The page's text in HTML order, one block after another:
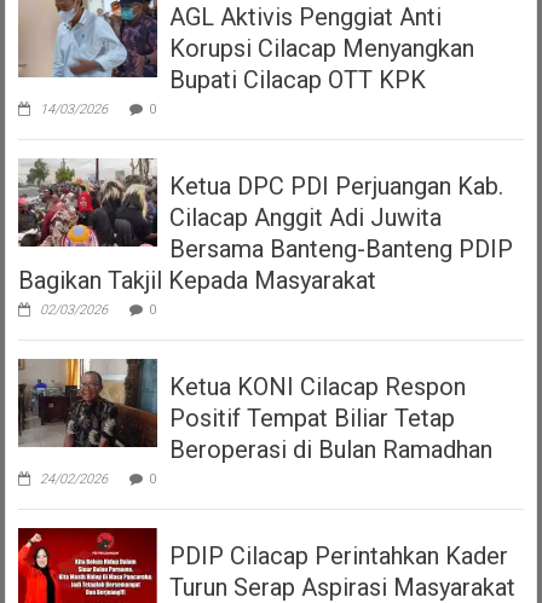
AGL Aktivis Penggiat Anti
Korupsi Cilacap Menyangkan
Bupati Cilacap OTT KPK
14/03/2026 0
Ketua DPC PDI Perjuangan Kab.
Cilacap Anggit Adi Juwita
Bersama Banteng-Banteng PDIP
Bagikan Takjil Kepada Masyarakat
02/03/2026 0
Ketua KONI Cilacap Respon
Positif Tempat Biliar Tetap
Beroperasi di Bulan Ramadhan
24/02/2026 0
PDIP Cilacap Perintahkan Kader
Turun Serap Aspirasi Masyarakat